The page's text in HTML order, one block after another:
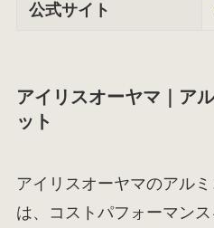
公式サイト
アイリスオーヤマ｜ア
ット
アイリスオーヤマのアル
は、コストパフォーマン